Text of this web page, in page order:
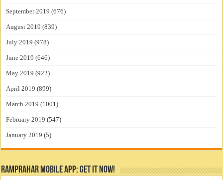
September 2019 (676)
August 2019 (839)
July 2019 (978)
June 2019 (646)
May 2019 (922)
April 2019 (899)
March 2019 (1001)
February 2019 (547)
January 2019 (5)
RamPrahar Mobile App: Get it Now!